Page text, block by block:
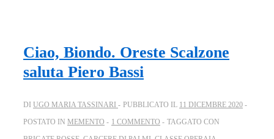
Ciao, Biondo. Oreste Scalzone
saluta Piero Bassi
DI UGO MARIA TASSINARI PUBBLICATO IL 11 DICEMBRE 2020
POSTATO IN MEMENTO 1 COMMENTO
TAGGATO CON